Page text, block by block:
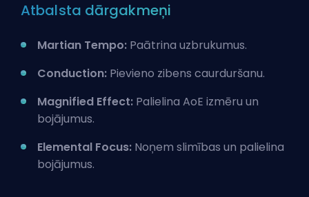
Atbalsta dārgakmeņi
Martian Tempo: Paātrina uzbrukumus.
Conduction: Pievieno zibens caurduršanu.
Magnified Effect: Palielina AoE izmēru un
bojājumus.
Elemental Focus: Noņem slimības un palielina
bojājumus.